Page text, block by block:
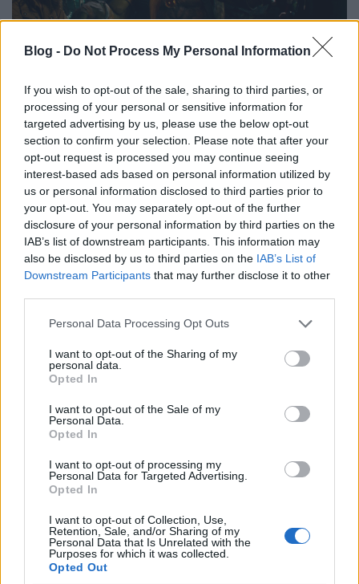
Blog - Do Not Process My Personal Information
If you wish to opt-out of the sale, sharing to third parties, or
processing of your personal or sensitive information for
targeted advertising by us, please use the below opt-out
section to confirm your selection. Please note that after your
opt-out request is processed you may continue seeing
interest-based ads based on personal information utilized by
us or personal information disclosed to third parties prior to
your opt-out. You may separately opt-out of the further
disclosure of your personal information by third parties on the
IAB’s list of downstream participants. This information may
also be disclosed by us to third parties on the IAB’s List of
Downstream Participants that may further disclose it to other
Please note that this website/app uses one or more Google
not limited to your visit or usage behaviour. You may click to
grant or deny consent to Google and its third-party tags to
use your data for below specified purposes in below Google
consent section.
Personal Data Processing Opt Outs
I want to opt-out of the Sharing of my
personal data.
Opted In
I want to opt-out of the Sale of my
Personal Data.
Opted In
I want to opt-out of processing my
Personal Data for Targeted Advertising.
Opted In
I want to opt-out of Collection, Use,
Retention, Sale, and/or Sharing of my
Personal Data that Is Unrelated with the
Purposes for which it was collected.
Opted Out
Tini Nindzsa Teknőcök 2: Elő az árnyékból /
Teenage Mutant Ninja Turtles: Out of the
Shadows (2016)
A gyerekkorom pont arra az időszakra esett, amikor
a remek TMNT rajzfilmsorozat a fénykorát élte a
magyar tévében. Így hangzott a főcímdal:
'Elszánt és gyors csodahős.
Sok veszély közt a helyét megállja,
Az ellenségét kivont karddal várja.
Tini Nindzsa Harci Teknőc, tini Nindzsa Harci Teknőc
Tini Nindzsa Harci Teknőc."
páncélos testvér legújabb mozgóképes ámokfutását
láttam, és megállapítottam vénséges vén öregapó
semmi. De félre a nosztalgiasznobizmussal! Az
igazság az, hogy nem azért gyenge az
Azért ciki, mert megtestesít mindent, ami miatt ma
szidni lehet a látványmozikat. Buta, felületes,
kidolgozatlan, ötletek nélküli katyvasz az egész,
tulajdonképpen egy mozgóképes gyorskaja, a